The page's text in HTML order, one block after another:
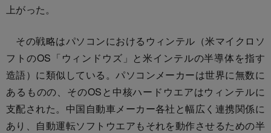
上がった。
その戦略はパソコンにおけるウィンテル（米マイクロソ
フトのOS「ウィンドウズ」と米インテルの半導体を指す
造語）に類似している。パソコンメーカーは世界に無数に
あるものの、そのOSと中核ハードウエアはウィンテルに
支配された。中国自動車メーカー各社と幅広く連携関係に
あり、自動運転ソフトウエアもそれを動作させるための半